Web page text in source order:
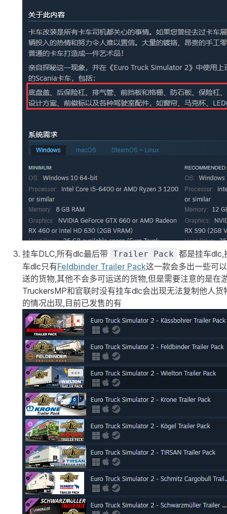
挂车DLC,所有dlc最后带 Trailer Pack 都是挂车dlc,
车dlc只有Feldbinder Trailer Pack这一款会多出一些可
送的货物,其他不会多可运送的货物,但是需要注意的是在
TruckersMP和官联时没有挂车dlc会出现无法复制他人货
的情况出现,目前已发售的有